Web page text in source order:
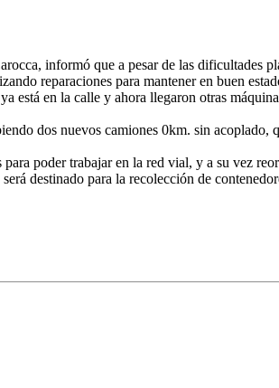
informó que a pesar de las dificultades
reparaciones para mantener en buen
está en la calle y ahora llegaron otras
dos nuevos camiones 0km. sin
poder trabajar en la red vial, y a su vez
destinado para la recolección de